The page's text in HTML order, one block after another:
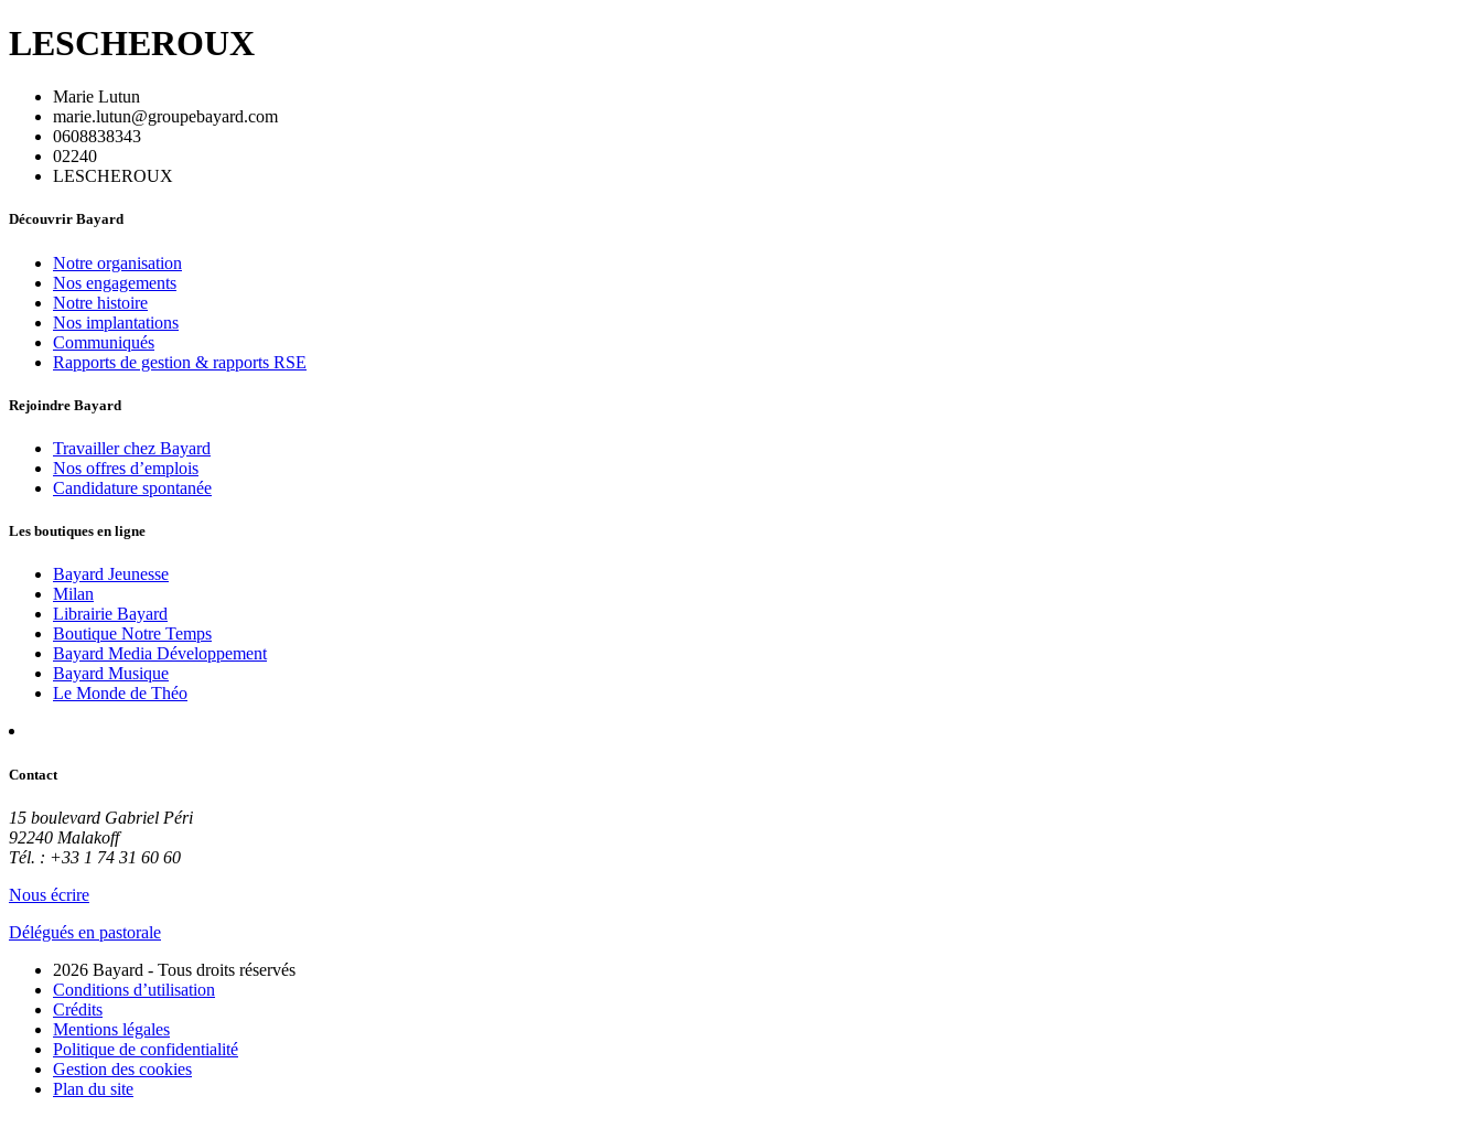
LESCHEROUX
Marie Lutun
marie.lutun@groupebayard.com
0608838343
02240
LESCHEROUX
Découvrir Bayard
Notre organisation
Nos engagements
Notre histoire
Nos implantations
Communiqués
Rapports de gestion & rapports RSE
Rejoindre Bayard
Travailler chez Bayard
Nos offres d’emplois
Candidature spontanée
Les boutiques en ligne
Bayard Jeunesse
Milan
Librairie Bayard
Boutique Notre Temps
Bayard Media Développement
Bayard Musique
Le Monde de Théo
Contact
15 boulevard Gabriel Péri
92240 Malakoff
Tél. : +33 1 74 31 60 60
Nous écrire
Délégués en pastorale
2026 Bayard - Tous droits réservés
Conditions d’utilisation
Crédits
Mentions légales
Politique de confidentialité
Gestion des cookies
Plan du site